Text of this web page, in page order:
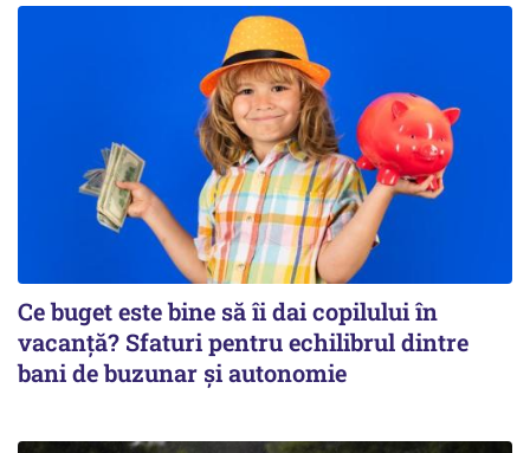
Ce buget este bine să îi dai copilului în
vacanță? Sfaturi pentru echilibrul dintre
bani de buzunar și autonomie